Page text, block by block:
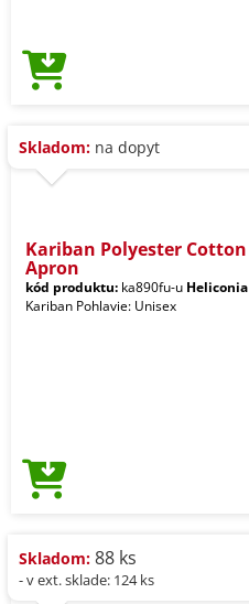
Skladom: na dopyt
Kariban Polyester Cotton
Apron
kód produktu: ka890fu-u Heliconia
Kariban Pohlavie: Unisex
Skladom: 88 ks
- v ext. sklade: 124 ks